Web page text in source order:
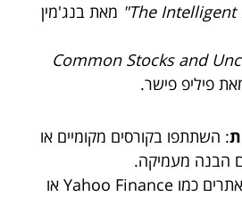
מאת בנג'מין
"Common Stocks and
פיליפ פישר.
: השתתפו בקורסים מקומיים או
הבנה מעמיקה.
: אתרים כמו Yahoo Finance או